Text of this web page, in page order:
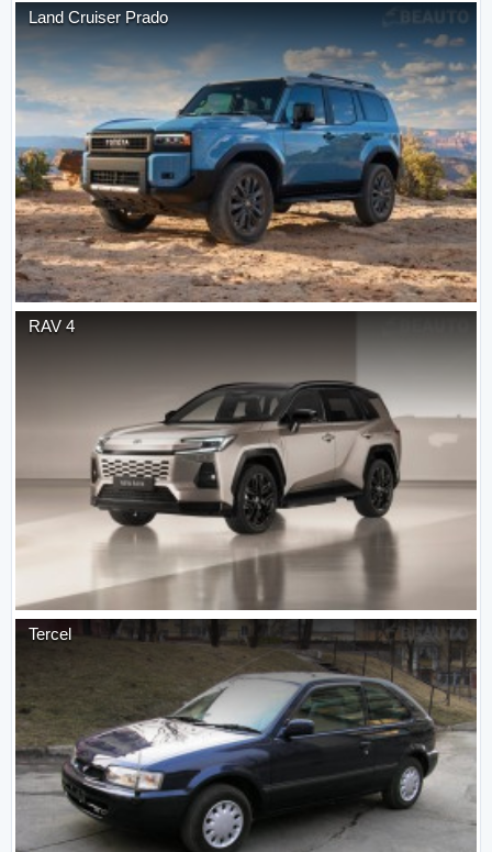
Land Cruiser Prado
RAV 4
Tercel